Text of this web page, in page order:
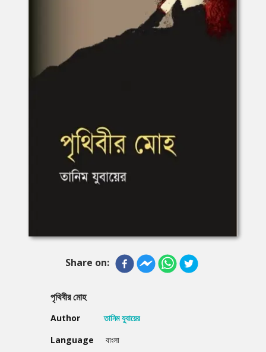
Share on:
পৃথিবীর মোহ
Author
তানিম যুবায়ের
Language
বাংলা